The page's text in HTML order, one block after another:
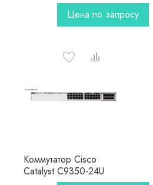
Цена по запросу
Коммутатор Cisco
Catalyst C9350-24U